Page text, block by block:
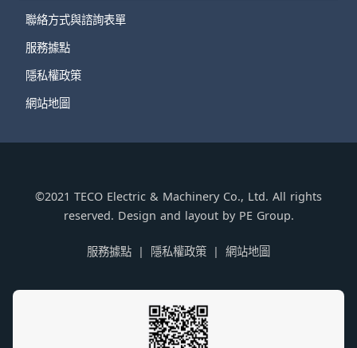
聯絡方式與諮詢表單
服務據點
隱私權政策
網站地圖
©2021 TECO Electric & Machinery Co., Ltd. All rights
reserved. Design and layout by PE Group.
服務據點 隱私權政策 網站地圖